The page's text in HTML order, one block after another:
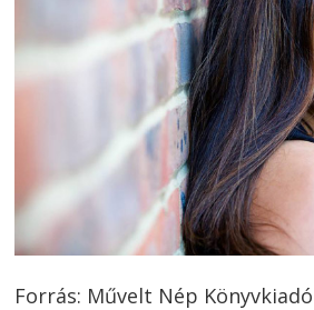
Forrás: Művelt Nép